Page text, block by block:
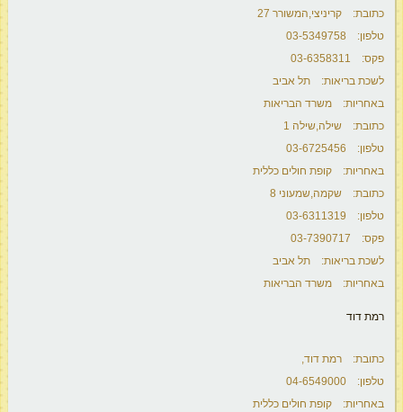
כתובת: קריניצי,המשורר 27
טלפון: 03-5349758
פקס: 03-6358311
לשכת בריאות: תל אביב
באחריות: משרד הבריאות
כתובת: שילה,שילה 1
טלפון: 03-6725456
באחריות: קופת חולים כללית
כתובת: שקמה,שמעוני 8
טלפון: 03-6311319
פקס: 03-7390717
לשכת בריאות: תל אביב
באחריות: משרד הבריאות
רמת דוד
כתובת: רמת דוד,
טלפון: 04-6549000
באחריות: קופת חולים כללית